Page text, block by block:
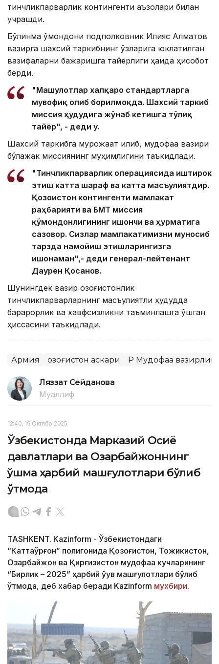
тинчликпарварлик контингенти аъзолари билан
учрашди.
Бўлинма қўмондони подполковник Илияс Алматов
вазирга шахсий таркибнинг ўзларига юклатилган
вазифаларни бажаришга тайёрлиги ҳақида ҳисобот
берди.
"Машғулотлар халқаро стандартларга
мувофиқ олиб борилмоқда. Шахсий таркиб
миссия ҳудудига жўнаб кетишга тўлиқ
тайёр", - деди у.
Шахсий таркибга мурожаат қилиб, мудофаа вазири
бўлажак миссиянинг муҳимлигини таъкидлади.
"Тинчликпарварлик операциясида иштирок
этиш катта шараф ва катта масъулиятдир.
Қозоғистон контингенти мамлакат
раҳбарияти ва БМТ миссия
қўмондонлигининг ишончи ва ҳурматига
сазовор. Сизлар мамлакатимизни муносиб
тарзда намойиш этишларингизга
ишонаман",- деди генерал-лейтенант
Даурен Қосанов.
Шунингдек вазир қозоғистонлик
тинчликпарварларнинг масъулиятли ҳудудда
барқарорлик ва хавфсизликни таъминлашга қўшган
ҳиссасини таъкидлади.
Армия Қозоғистон аскари ҚР Мудофаа
Ляззат Сейданова
Муаллиф
12:40, 19 Октябр 2025
Ўзбекистонда Марказий Осиё
давлатлари ва Озарбайжоннинг
қўшма ҳарбий машғулотлари бўлиб
ўтмоқда
TASHKENT. Kazinform - Ўзбекистондаги
“Каттақўрғон” полигонида Қозоғистон, Тожикистон,
Озарбайжон ва Қирғизистон мудофаа кучларининг
“Бирлик – 2025” ҳарбий ўқув машғулотлари бўлиб
ўтмоқда, деб хабар беради Kazinform мухбири.